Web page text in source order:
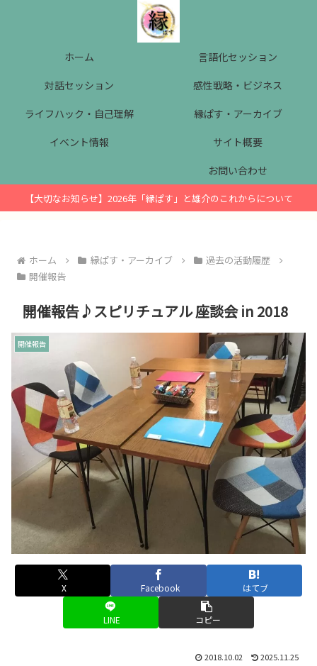
ホーム
言語化セッション
対話セッション
感性戦略・ビジネス
ライフハック・自己理解
縁ぱす・アーカイブ
イベント情報
サイト概要
お問い合わせ
【大切なお知らせ】2026年「縁ぱす」と雄介のこれからについて
ホーム 縁ぱす・アーカイブ
過去の活動履歴
開催報告
開催報告♪スピリチュアル 座談会 in 2018
開催報告
X Facebook はてブ
LINE コピー
2018.10.02 2025.11.25